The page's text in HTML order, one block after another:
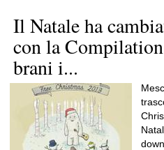
Il Natale ha
con la
brani i...